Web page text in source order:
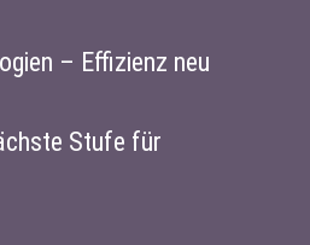
– Effizienz neu
Stufe für